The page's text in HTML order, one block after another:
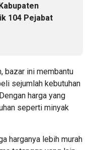
104 Pejabat
bazar ini membantu
sejumlah kebutuhan
harga yang
seperti minyak
harganya lebih murah